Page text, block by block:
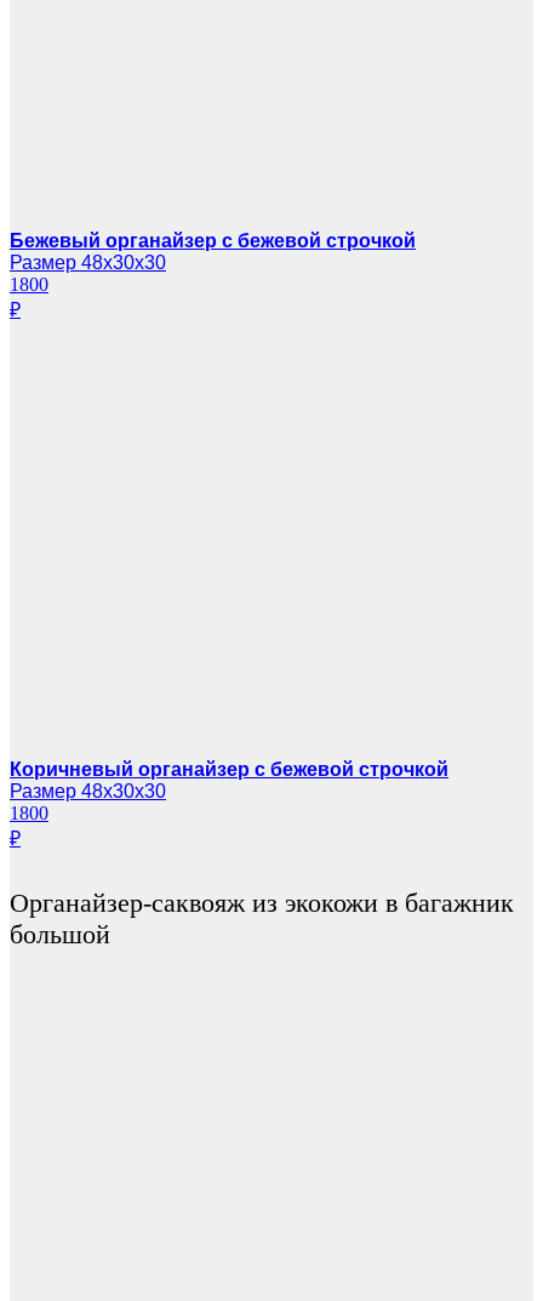
Бежевый органайзер с бежевой строчкой
Размер 48х30х30
1800
₽
Коричневый органайзер с бежевой строчкой
Размер 48х30х30
1800
₽
Органайзер-саквояж из экокожи в багажник
большой